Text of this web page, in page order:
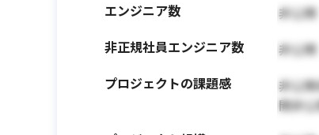
エンジニア数
非公開
非正規社員エンジニア数
非公開
プロジェクトの課題感
非公
開非